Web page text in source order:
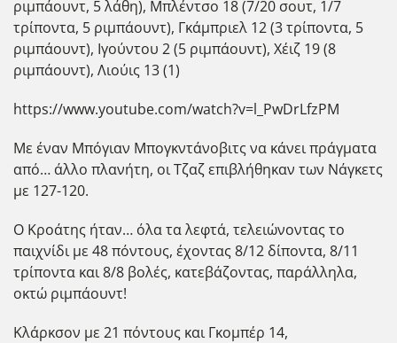
ριμπάουντ, 5 λάθη), Μπλέντσο 18 (7/20 σουτ, 1/7
τρίποντα, 5 ριμπάουντ), Γκάμπριελ 12 (3 τρίποντα, 5
ριμπάουντ), Ιγούντου 2 (5 ριμπάουντ), Χέιζ 19 (8
ριμπάουντ), Λιούις 13 (1)
https://www.youtube.com/watch?v=l_PwDrLfzPM
Με έναν Μπόγιαν Μπογκντάνοβιτς να κάνει πράγματα
από… άλλο πλανήτη, οι Τζαζ επιβλήθηκαν των Νάγκετς
με 127-120.
Ο Κροάτης ήταν… όλα τα λεφτά, τελειώνοντας το
παιχνίδι με 48 πόντους, έχοντας 8/12 δίποντα, 8/11
τρίποντα και 8/8 βολές, κατεβάζοντας, παράλληλα,
οκτώ ριμπάουντ!
Κλάρκσον με 21 πόντους και Γκομπέρ 14,